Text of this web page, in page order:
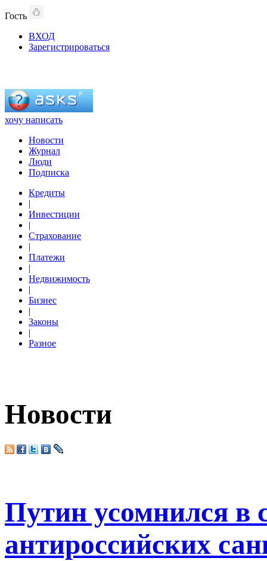
Гость
ВХОД
Зарегистрироваться
хочу написать
Новости
Журнал
Люди
Подписка
Кредиты
|
Инвестиции
|
Страхование
|
Платежи
|
Недвижимость
|
Бизнес
|
Законы
|
Разное
Новости
Путин усомнился в
антироссийских